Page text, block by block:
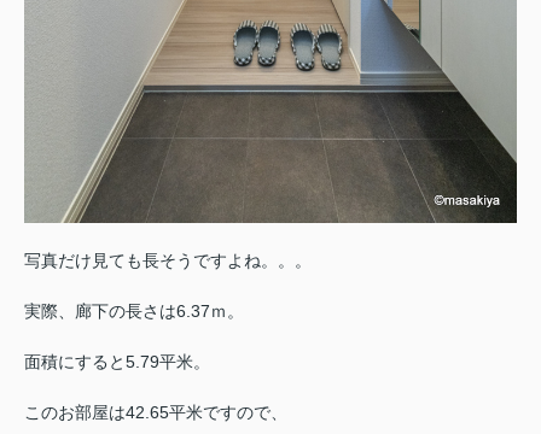
写真だけ見ても長そうですよね。。。
実際、廊下の長さは6.37ｍ。
面積にすると5.79平米。
このお部屋は42.65平米ですので、